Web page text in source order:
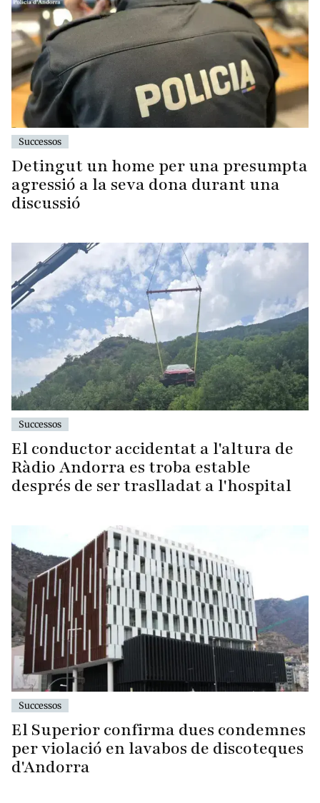
Successos
Detingut un home per una presumpta
agressió a la seva dona durant una
discussió
Successos
El conductor accidentat a l'altura de
Ràdio Andorra es troba estable
després de ser traslladat a l'hospital
Successos
El Superior confirma dues condemnes
per violació en lavabos de discoteques
d'Andorra